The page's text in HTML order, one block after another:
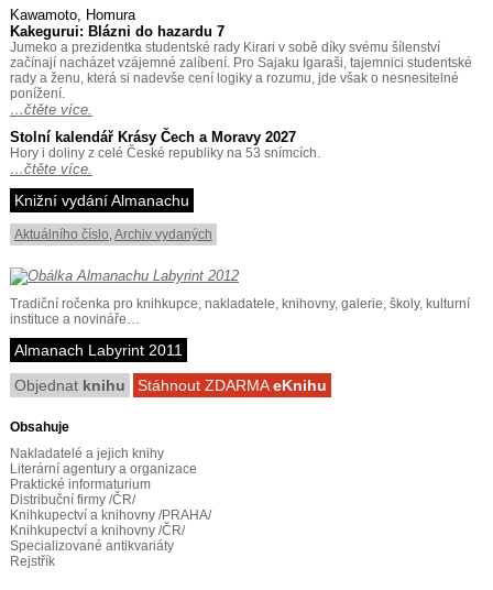
Kawamoto, Homura
Kakegurui: Blázni do hazardu 7
Jumeko a prezidentka studentské rady Kirari v sobě díky svému šílenství
začínají nacházet vzájemné zalíbení. Pro Sajaku Igaraši, tajemnici studentské
rady a ženu, která si nadevše cení logiky a rozumu, jde však o nesnesitelné
ponížení.
…čtěte více.
Stolní kalendář Krásy Čech a Moravy 2027
Hory i doliny z celé České republiky na 53 snímcích.
…čtěte více.
Knižní vydání Almanachu
Aktuálního číslo,Archiv vydaných
Tradiční ročenka pro knihkupce, nakladatele, knihovny, galerie, školy, kulturní
instituce a novináře…
Almanach Labyrint 2011
Objednat knihu Stáhnout ZDARMAeKnihu
Obsahuje
Nakladatelé a jejich knihy
Literární agentury a organizace
Praktické informaturium
Distribuční firmy /ČR/
Knihkupectví a knihovny /PRAHA/
Knihkupectví a knihovny /ČR/
Specializované antikvariáty
Rejstřík